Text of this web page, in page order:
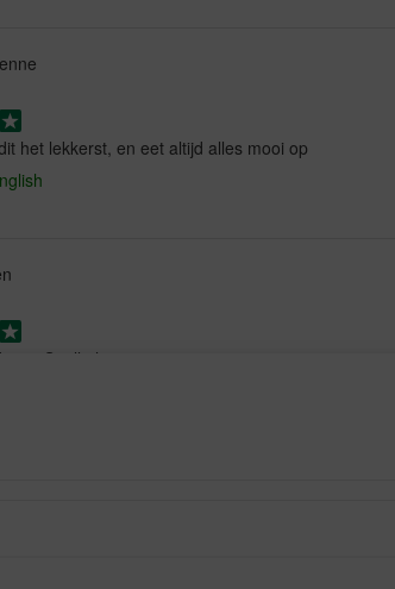
het lekkerst, en eet altijd alles mooi op
Snelle levering